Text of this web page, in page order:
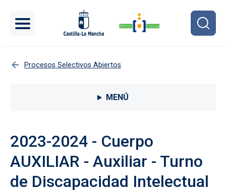
Procesos Selectivos Abiertos
Menú lateral Procesos selectivos
MENÚ
2023-2024 - Cuerpo
AUXILIAR - Auxiliar - Turno
de Discapacidad Intelectual